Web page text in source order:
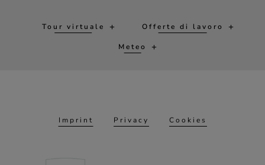
Tour virtuale Offerte di lavoro
Meteo
Imprint Privacy Cookies